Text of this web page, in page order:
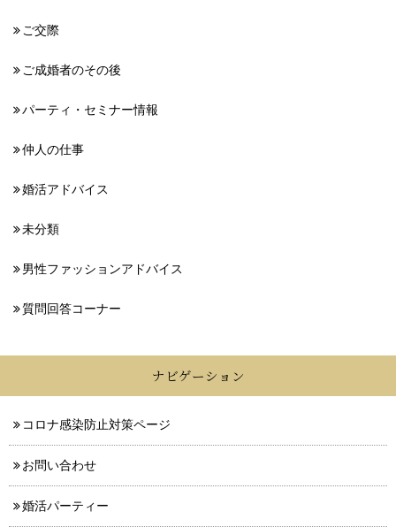
ご交際
ご成婚者のその後
パーティ・セミナー情報
仲人の仕事
婚活アドバイス
未分類
男性ファッションアドバイス
質問回答コーナー
ナビゲーション
コロナ感染防止対策ページ
お問い合わせ
婚活パーティー